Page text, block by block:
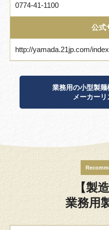
0774-41-1100
公式
http://yamada.21jp.com/
業務用の小型製
メーカー
【製
業務用